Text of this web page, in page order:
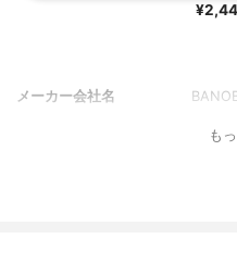
メーカー会社名
も